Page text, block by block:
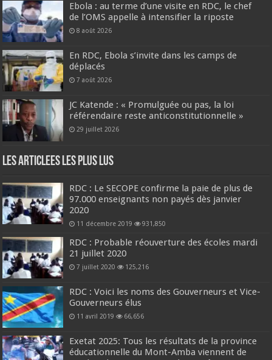
Ebola : au terme d’une visite en RDC, le chef
de l’OMS appelle à intensifier la riposte
8 août 2026
En RDC, Ebola s’invite dans les camps de
déplacés
7 août 2026
JC Katende : « Promulguée ou pas, la loi
référendaire reste anticonstitutionnelle »
29 juillet 2026
Les Articlees les plus Lus
RDC : Le SECOPE confirme la paie de plus de
97.000 enseignants non payés dès janvier
2020
11 décembre 2019 931,850
RDC : Probable réouverture des écoles mardi
21 juillet 2020
7 juillet 2020 125,216
RDC : Voici les noms des Gouverneurs et Vice-
Gouverneurs élus
11 avril 2019 66,656
Exetat 2025: Tous les résultats de la province
éducationnelle du Mont-Amba viennent de